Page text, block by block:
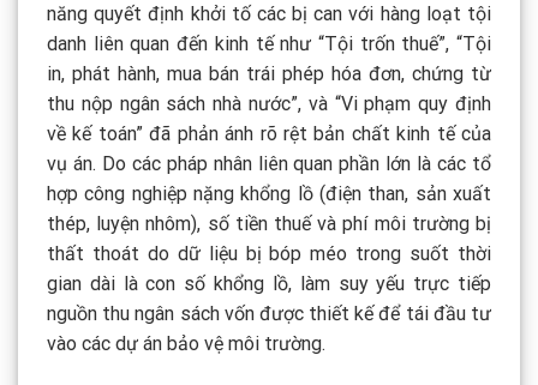
năng quyết định khởi tố các bị can với hàng loạt tội
danh liên quan đến kinh tế như “Tội trốn thuế”, “Tội
in, phát hành, mua bán trái phép hóa đơn, chứng từ
thu nộp ngân sách nhà nước”, và “Vi phạm quy định
về kế toán” đã phản ánh rõ rệt bản chất kinh tế của
vụ án. Do các pháp nhân liên quan phần lớn là các tổ
hợp công nghiệp nặng khổng lồ (điện than, sản xuất
thép, luyện nhôm), số tiền thuế và phí môi trường bị
thất thoát do dữ liệu bị bóp méo trong suốt thời
gian dài là con số khổng lồ, làm suy yếu trực tiếp
nguồn thu ngân sách vốn được thiết kế để tái đầu tư
vào các dự án bảo vệ môi trường.